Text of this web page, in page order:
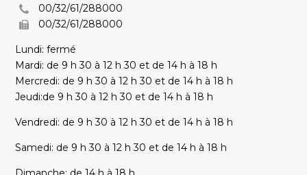
00/32/61/288000
00/32/61/288000
Lundi: fermé
Mardi: de 9 h 30 à 12 h 30 et de 14 h à 18 h
Mercredi: de 9 h 30 à 12 h 30 et de 14 h à 18 h
Jeudi:de 9 h 30 à 12 h 30 et de 14 h à 18 h
Vendredi: de 9 h 30 à 12 h 30 et de 14 h à 18 h
Samedi: de 9 h 30 à 12 h 30 et de 14 h à 18 h